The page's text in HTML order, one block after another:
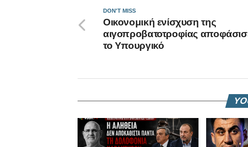
DON'T MISS
Οικονομική ενίσχυση της
αιγοπροβατοτροφίας
το Υπουργικό